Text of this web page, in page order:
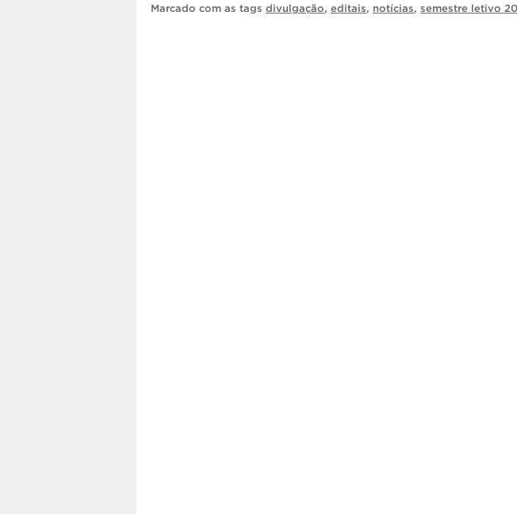
Marcado com as tags divulgação, editais, notícias, semestre letivo